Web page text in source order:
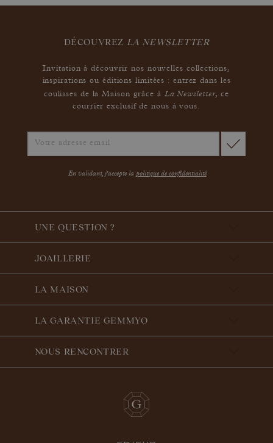
DÉCOUVREZ LA NEWSLETTER
Invitation à découvrir nos nouvelles collections,
inspirations ou éditions limitées : entrez dans les
coulisses de la Maison grâce à La Newsletter,ce
courrier exclusif de nous à vous.
En validant, j'accepte la politique de confidentialité
UNE QUESTION ?
JOAILLERIE
LA MAISON
LA GARANTIE GEMMYO
NOUS RENCONTRER